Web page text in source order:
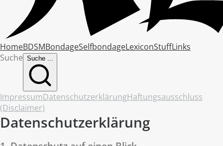
HomeBDSMBondageSelfbondageLexiconStuffLinks
Suche Suche ...
ImpressumDatenschutzerklärungHaftungsausschluss
(Disclaimer)
Datenschutzerklärung